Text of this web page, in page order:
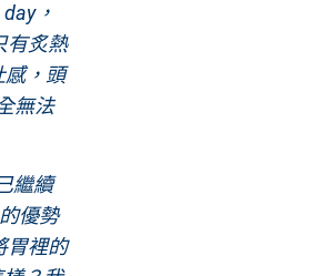
，
有炙熱
感，頭
無法
繼續
優勢
胃裡的